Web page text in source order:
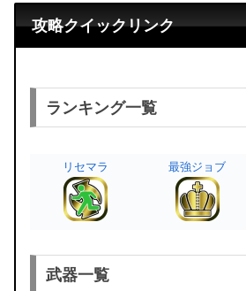
攻略クイックリンク
ランキング一覧
リセマラ 最強ジョブ
武器一覧